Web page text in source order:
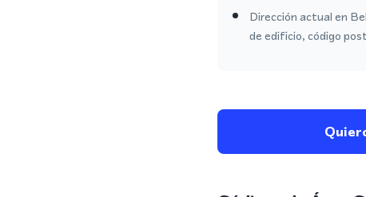
Dirección actual en
de edificio, código